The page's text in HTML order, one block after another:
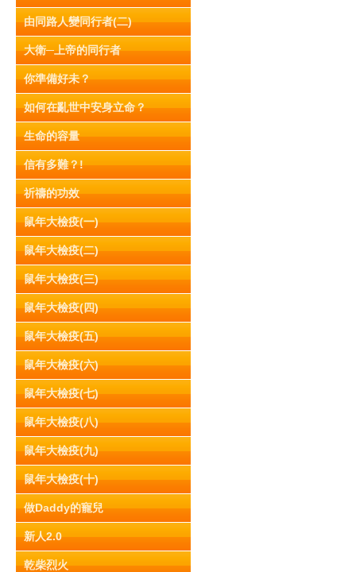
由同路人變同行者(二)
大衛─上帝的同行者
你準備好未？
如何在亂世中安身立命？
生命的容量
信有多難？!
祈禱的功效
鼠年大檢疫(一)
鼠年大檢疫(二)
鼠年大檢疫(三)
鼠年大檢疫(四)
鼠年大檢疫(五)
鼠年大檢疫(六)
鼠年大檢疫(七)
鼠年大檢疫(八)
鼠年大檢疫(九)
鼠年大檢疫(十)
做Daddy的寵兒
新人2.0
乾柴烈火